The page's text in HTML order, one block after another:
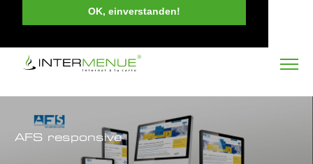
OK, einverstanden!
AFS responsive